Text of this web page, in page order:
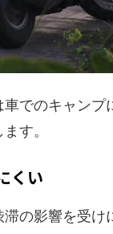
でのキャン
す。
くい
の影響を受け